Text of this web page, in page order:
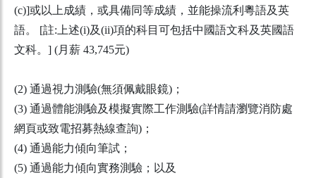
(c)]或以上成績，或具備同等成績，並能操流利粵語及英
語。 [註:上述(i)及(ii)項的科目可包括中國語文科及英國語
文科。] (月薪 43,745元)
(2) 通過視力測驗(無須佩戴眼鏡)；
(3) 通過體能測驗及模擬實際工作測驗(詳情請瀏覽消防處
網頁或致電招募熱線查詢)；
(4) 通過能力傾向筆試；
(5) 通過能力傾向實務測驗；以及